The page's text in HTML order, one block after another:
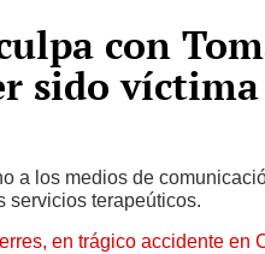
con
sido víctima
a los medios de
servicios terapeúticos.
en trágico accidente en